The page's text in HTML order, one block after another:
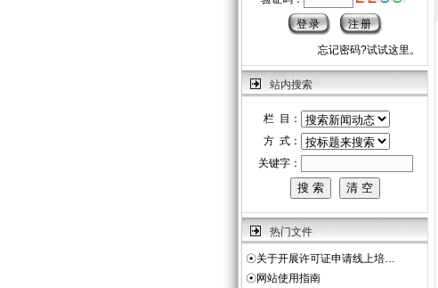
忘记密码?试试这里。
站内搜索
栏 目：
方 式：
关键字：
热门文件
☉关于开展许可证申请线上培…
☉网站使用指南